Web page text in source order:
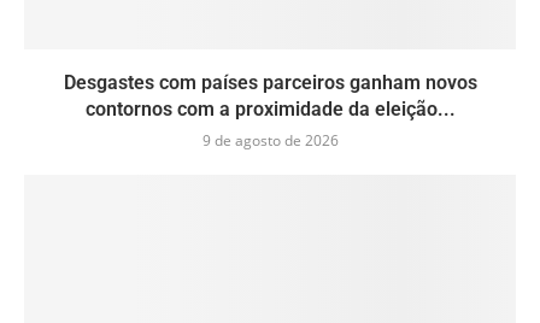
Desgastes com países parceiros ganham novos
contornos com a proximidade da eleição...
9 de agosto de 2026